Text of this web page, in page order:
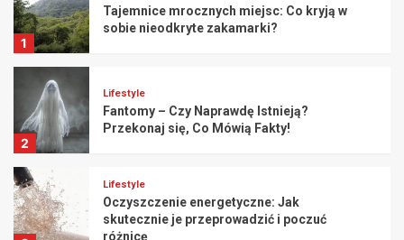
1
Tajemnice mrocznych miejsc: Co kryją w
sobie nieodkryte zakamarki?
2
Lifestyle
Fantomy – Czy Naprawdę Istnieją?
Przekonaj się, Co Mówią Fakty!
Lifestyle
Oczyszczenie energetyczne: Jak
skutecznie je przeprowadzić i poczuć
różnicę